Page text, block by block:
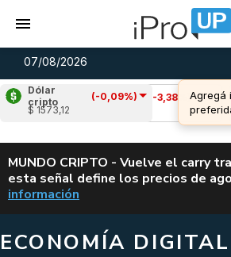
07/08/2026
Dólar
cripto
(-0,09%)
$ 1573,12
Cardano (-3,38%)
u$s 0,20
ALERTA
MUNDO CRIPTO - Vuelve el carry
esta señal define los precios de
información
ECONOMÍA DIGITAL